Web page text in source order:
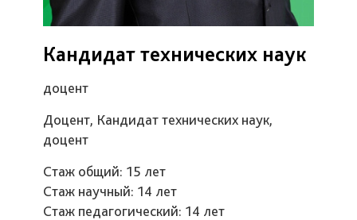
Кандидат технических наук
доцент
Доцент, Кандидат технических наук,
доцент
Стаж общий: 15 лет
Стаж научный: 14 лет
Стаж педагогический: 14 лет